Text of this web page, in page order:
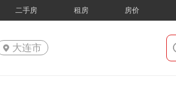
二手房 租房 房价
大连市